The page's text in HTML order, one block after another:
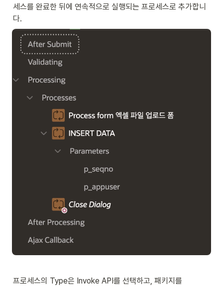
세스를 완료한 뒤에 연속적으로 실행되는 프로세스로 추가합니
다.
프로세스의 Type은 Invoke API를 선택하고, 패키지를